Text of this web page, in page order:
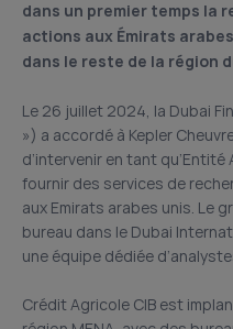
dans un premier temps la
actions aux Émirats
dans le reste de la région
Le 26 juillet 2024, la Dubai
») a accordé à Kepler
d’intervenir en tant
fournir des services de
aux Emirats arabes unis. Le
bureau dans le Dubai
une équipe dédiée
Crédit Agricole CIB est